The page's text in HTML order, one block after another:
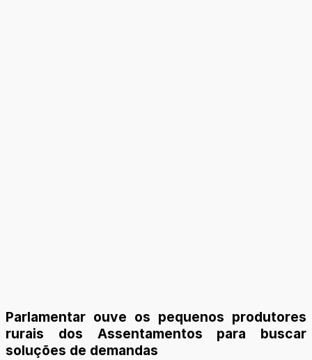
Parlamentar ouve os pequenos produtores
rurais dos Assentamentos para buscar
soluções de demandas